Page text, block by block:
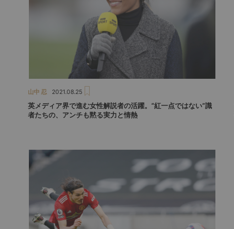
山中 忍 2021.08.25
英メディア界で進む女性解説者の活躍。“紅一点ではない”識
者たちの、アンチも黙る実力と情熱